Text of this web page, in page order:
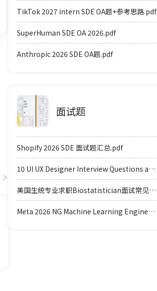
TikTok 2027 intern SDE OA题+参考思路.pdf
SuperHuman SDE OA 2026.pdf
Anthropic 2026 SDE OA题.pdf
面试题
Shopify 2026 SDE 面试题汇总.pdf
10 UI UX Designer Interview Questions and Answers.pdf
美国生统专业求职Biostatistician面试常见例题题型.pdf
Meta 2026 NG Machine Learning Engineer coding轮面参考.pdf